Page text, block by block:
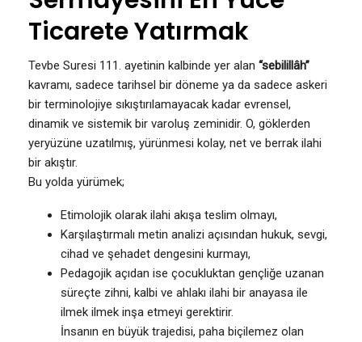
Ticarete Yatırmak
Tevbe Suresi 111. ayetinin kalbinde yer alan “sebilillâh”
kavramı, sadece tarihsel bir döneme ya da sadece askeri
bir terminolojiye sıkıştırılamayacak kadar evrensel,
dinamik ve sistemik bir varoluş zeminidir. O, göklerden
yeryüzüne uzatılmış, yürünmesi kolay, net ve berrak ilahi
bir akıştır.
Bu yolda yürümek;
Etimolojik olarak ilahi akışa teslim olmayı,
Karşılaştırmalı metin analizi açısından hukuk, sevgi,
cihad ve şehadet dengesini kurmayı,
Pedagojik açıdan ise çocukluktan gençliğe uzanan
süreçte zihni, kalbi ve ahlakı ilahi bir anayasa ile
ilmek ilmek inşa etmeyi gerektirir.
İnsanın en büyük trajedisi, paha biçilemez olan